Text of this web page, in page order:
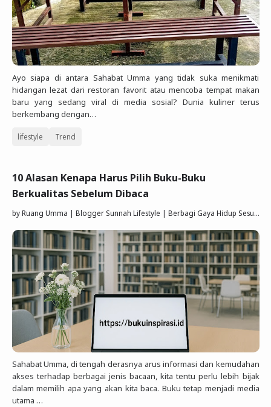
Ayo siapa di antara Sahabat Umma yang tidak suka menikmati
hidangan lezat dari restoran favorit atau mencoba tempat makan
baru yang sedang viral di media sosial? Dunia kuliner terus
berkembang dengan…
lifestyle Trend
10 Alasan Kenapa Harus Pilih Buku-Buku
Berkualitas Sebelum Dibaca
byRuang Umma | Blogger Sunnah Lifestyle | Berbagi Gaya Hidup Sesuai Quran Sunnah
Sahabat Umma, di tengah derasnya arus informasi dan kemudahan
akses terhadap berbagai jenis bacaan, kita tentu perlu lebih bijak
dalam memilih apa yang akan kita baca. Buku tetap menjadi media
utama …